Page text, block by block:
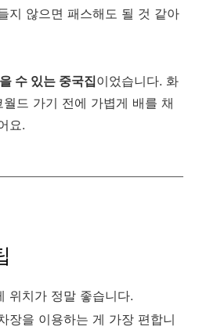
지 않으면 패스해도 될 것 같아
수 있는 중국집이었습니다. 화
드 가기 전에 가볍게 배를 채
요.
위치가 정말 좋습니다.
장을 이용하는 게 가장 편합니